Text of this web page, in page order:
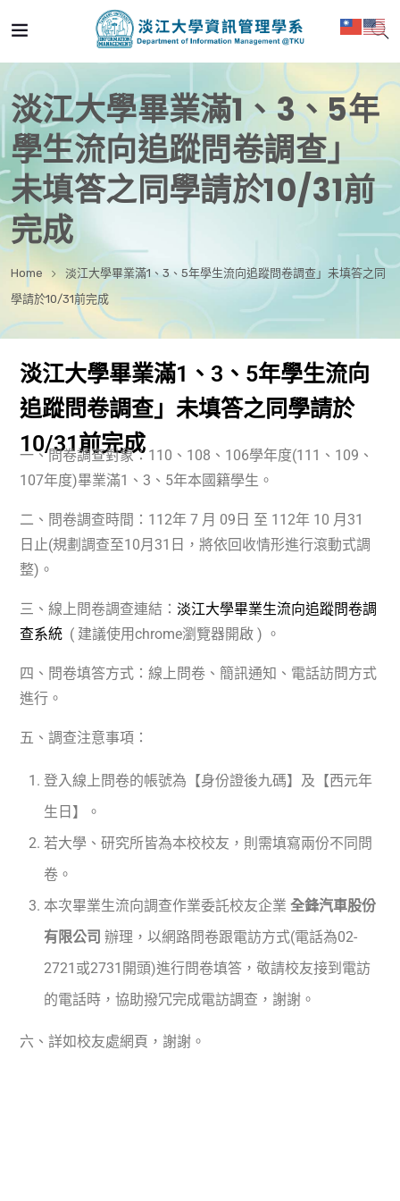
淡江大學畢業滿1、3、5年
學生流向追蹤問卷調查」
未填答之同學請於10/31前
完成
Home
淡江大學畢業滿1、3、5年學生流向追蹤問卷調查」未填答之同
學請於10/31前完成
淡江大學畢業滿1、3、5年學生流向
追蹤問卷調查」未填答之同學請於
10/31前完成
一、問卷調查對象：110、108、106學年度(111、109、
107年度)畢業滿1、3、5年本國籍學生。
二、問卷調查時間：112年 7 月 09日 至 112年 10 月31
日止(規劃調查至10月31日，將依回收情形進行滾動式調
整)。
三、線上問卷調查連結： 淡江大學畢業生流向追蹤問卷調
查系統 ( 建議使用chrome瀏覽器開啟 ) 。
四、問卷填答方式：線上問卷、簡訊通知、電話訪問方式
進行。
五、調查注意事項：
登入線上問卷的帳號為【身份證後九碼】及【西元年
生日】。
若大學、研究所皆為本校校友，則需填寫兩份不同問
卷。
本次畢業生流向調查作業委託校友企業全鋒汽車股份
有限公司 辦理，以網路問卷跟電訪方式(電話為02-
2721或2731開頭)進行問卷填答，敬請校友接到電訪
的電話時，協助撥冗完成電訪調查，謝謝。
六、詳如校友處網頁，謝謝。